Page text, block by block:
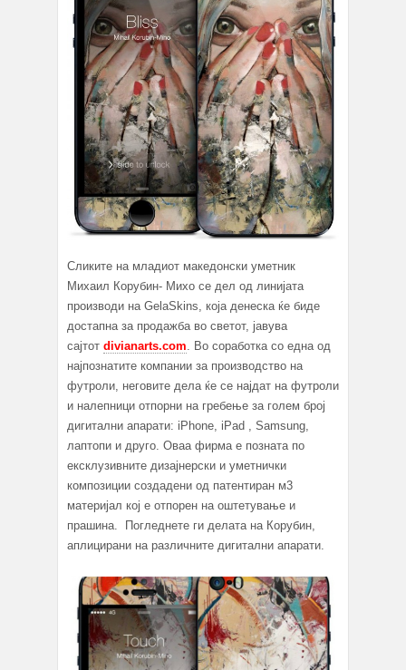
Сликите на младиот македонски уметник
Михаил Корубин- Михо се дел од линијата
производи на GelaSkins, која денеска ќе биде
достапна за продажба во светот, јавува
сајтот divianarts.com . Во соработка со една од
најпознатите компании за производство на
футроли, неговите дела ќе се најдат на футроли
и налепници отпорни на гребење за голем број
дигитални апарати: iPhone, iPad , Samsung,
лаптопи и друго. Оваа фирма е позната по
ексклузивните дизајнерски и уметнички
композиции создадени од патентиран м3
материјал кој е отпорен на оштетување и
прашина. Погледнете ги делата на Корубин,
аплицирани на различните дигитални апарати.